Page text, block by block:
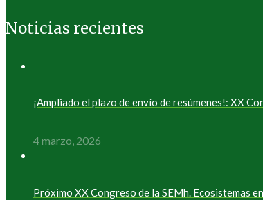
Noticias recientes
¡Ampliado el plazo de envío de resúmenes!: XX
4 marzo, 2026
Próximo XX Congreso de la SEMh.